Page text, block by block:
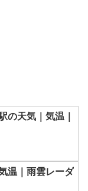
の天気｜気温｜
温｜雨雲レーダ